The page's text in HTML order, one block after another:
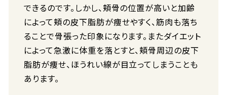
できるのです。しかし、頬骨の位置が高いと加齢
によって頬の皮下脂肪が痩せやすく、筋肉も落ち
ることで骨張った印象になります。またダイエット
によって急激に体重を落とすと、頬骨周辺の皮下
脂肪が痩せ、ほうれい線が目立ってしまうことも
あります。